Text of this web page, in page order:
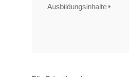
Ausbildungsinhalte